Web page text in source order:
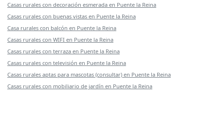
Casas rurales con decoración esmerada en Puente la Reina
Casas rurales con buenas vistas en Puente la Reina
Casa rurales con balcón en Puente la Reina
Casas rurales con WIFI en Puente la Reina
Casas rurales con terraza en Puente la Reina
Casas rurales con televisión en Puente la Reina
Casas rurales aptas para mascotas (consultar) en Puente la Reina
Casas rurales con mobiliario de jardín en Puente la Reina